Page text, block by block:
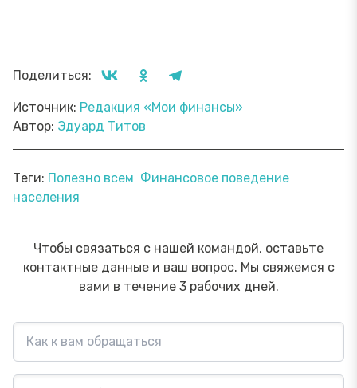
Поделиться:
Источник: Редакция «Мои финансы»
Автор: Эдуард Титов
Теги: Полезно всем Финансовое поведение
населения
Чтобы связаться с нашей командой, оставьте
контактные данные и ваш вопрос. Мы свяжемся с
вами в течение 3 рабочих дней.